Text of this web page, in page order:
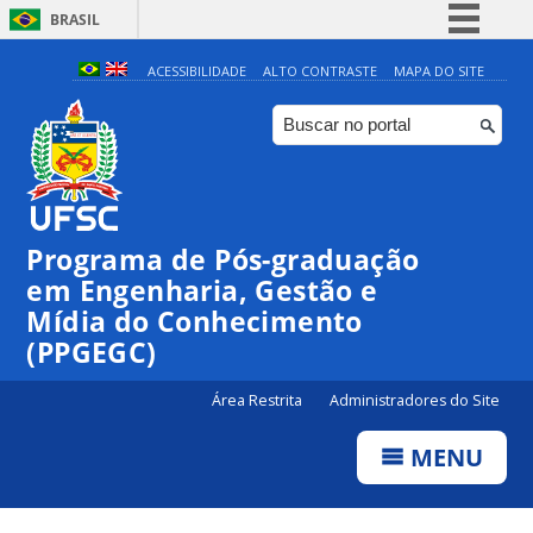
BRASIL
Simplifique!
Comunica BR
Participe
Canais
ACESSIBILIDADE ALTO CONTRASTE MAPA DO SITE
Programa de Pós-graduação
em Engenharia, Gestão e
Mídia do Conhecimento
(PPGEGC)
Área Restrita Administradores do Site
MENU